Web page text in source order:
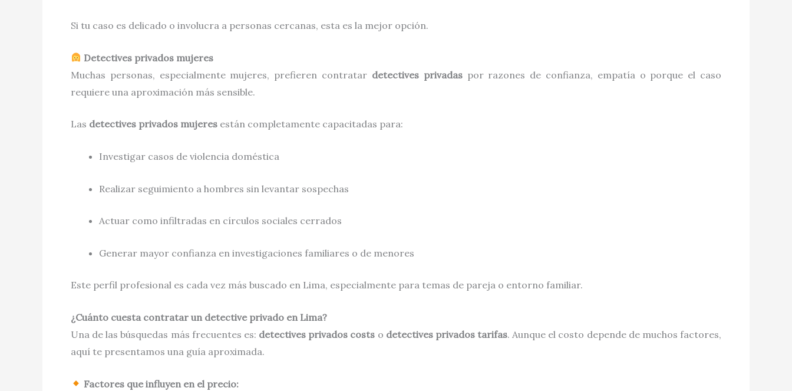
Si tu caso es delicado o involucra a personas cercanas, esta es la mejor opción.
Detectives privados mujeres
Muchas personas, especialmente mujeres, prefieren contratar detectives privadaspor razones de confianza, empatía o porque el caso
requiere una aproximación más sensible.
Las detectives privados mujeres están completamente capacitadas para:
Investigar casos de violencia doméstica
Realizar seguimiento a hombres sin levantar sospechas
Actuar como infiltradas en círculos sociales cerrados
Generar mayor confianza en investigaciones familiares o de menores
Este perfil profesional es cada vez más buscado en Lima, especialmente para temas de pareja o entorno familiar.
¿Cuánto cuesta contratar un detective privado en Lima?
Una de las búsquedas más frecuentes es: detectives privados costs o detectives privados tarifas. Aunque el costo depende de muchos factores,
aquí te presentamos una guía aproximada.
Factores que influyen en el precio: